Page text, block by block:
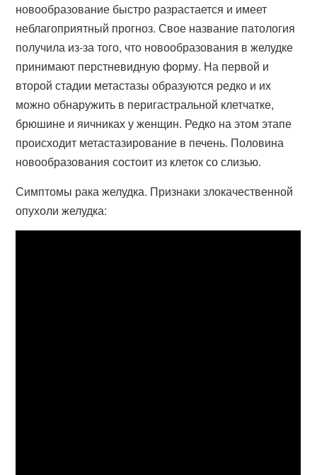
новообразование быстро разрастается и имеет
неблагоприятный прогноз. Свое название патология
получила из-за того, что новообразования в желудке
принимают перстневидную форму. На первой и
второй стадии метастазы образуются редко и их
можно обнаружить в перигастральной клетчатке,
брюшине и яичниках у женщин. Редко на этом этапе
происходит метастазирование в печень. Половина
новообразования состоит из клеток со слизью.
Симптомы рака желудка. Признаки злокачественной
опухоли желудка: